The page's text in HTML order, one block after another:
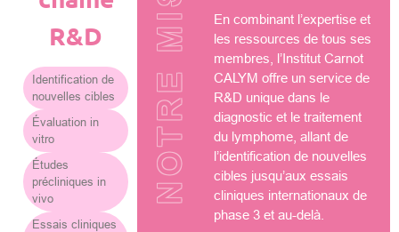
R&D
Identification de
nouvelles cibles
Évaluation in
vitro
Études
précliniques in
vivo
Essais cliniques
En combinant l’expertise et
les ressources de tous ses
membres, l’Institut Carnot
CALYM offre un service de
R&D unique dans le
diagnostic et le traitement
du lymphome, allant de
l’identification de nouvelles
cibles jusqu’aux essais
cliniques internationaux de
phase 3 et au-delà.